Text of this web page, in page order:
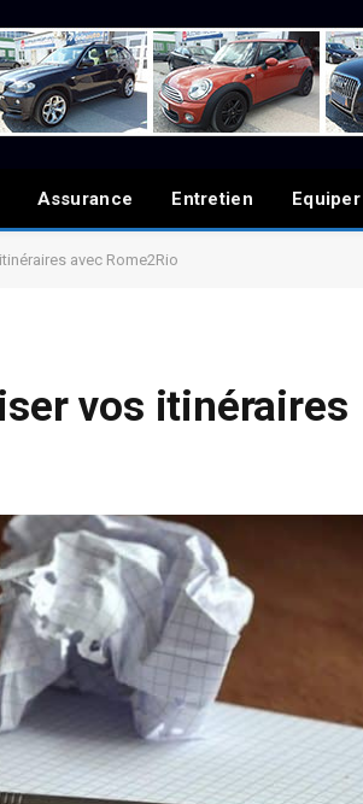
Assurance Entretien Equiper
avec Rome2Rio
vos itinéraires